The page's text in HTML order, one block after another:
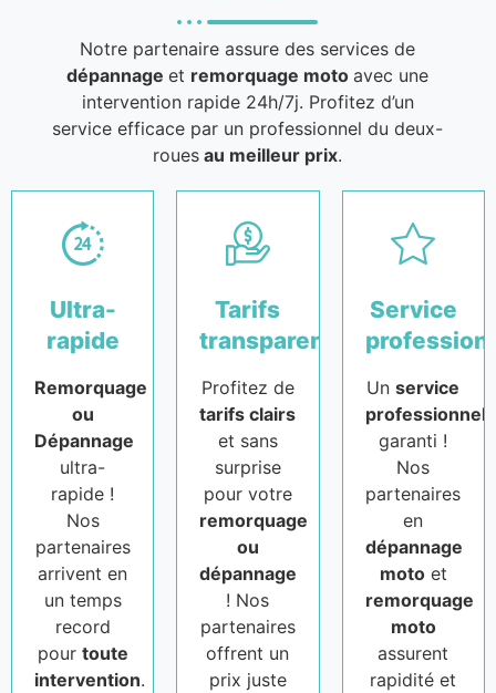
Notre partenaire assure des services de
dépannageet remorquage motoavec une
intervention rapide 24h/7j. Profitez d’un
service efficace par un professionnel du deux-
roues au meilleur prix.
Ultra-
rapide
Remorquage
ou
Dépannage
ultra-
rapide !
Nos
partenaires
arrivent en
un temps
record
pour toute
intervention.
Tarifs
transparents
Profitez de
tarifs clairs
et sans
surprise
pour votre
remorquage
ou
dépannage
! Nos
partenaires
offrent un
prix juste
Service
Unservice
professionnel
garanti !
Nos
partenaires
en
dépannage
motoet
remorquage
moto
assurent
rapidité et